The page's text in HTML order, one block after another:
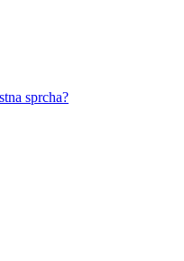
sprcha?